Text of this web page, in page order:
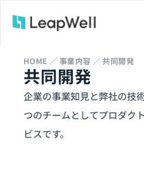
HOME ／ 事業内容 ／ 共同開発
共同開発
企業の事業知見と弊社の技
つのチームとしてプロダク
ビスです。